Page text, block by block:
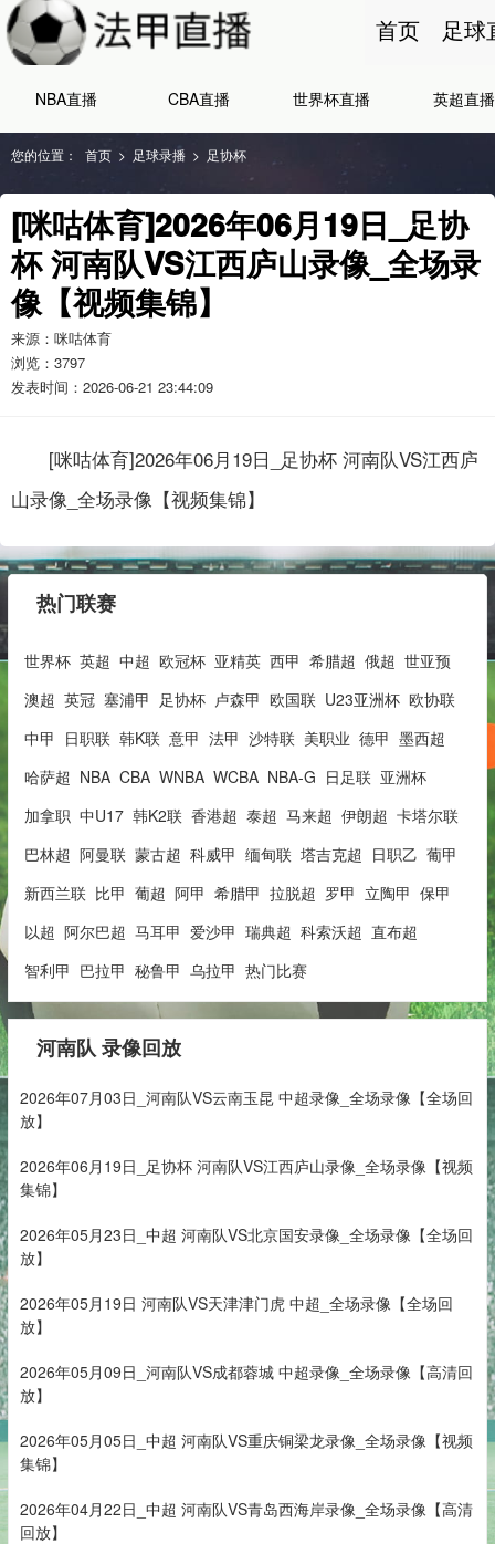
首页 足球
NBA直播 CBA直播 世界杯直播 英超直播
您的位置： 首页 > 足球录播 > 足协杯
[咪咕体育]2026年06月19日_足协
杯 河南队VS江西庐山录像_全场录
像【视频集锦】
来源：咪咕体育
浏览： 3797
发表时间：2026-06-21 23:44:09
[咪咕体育]2026年06月19日_足协杯 河南队VS江西庐
山录像_全场录像【视频集锦】
热门联赛
世界杯 英超 中超 欧冠杯 亚精英 西甲 希腊超 俄超 世亚预
澳超 英冠 塞浦甲 足协杯 卢森甲 欧国联 U23亚洲杯 欧协联
中甲 日职联 韩K联 意甲 法甲 沙特联 美职业 德甲 墨西超
哈萨超 NBA CBA WNBA WCBA NBA-G 日足联 亚洲杯
加拿职 中U17 韩K2联 香港超 泰超 马来超 伊朗超 卡塔尔联
巴林超 阿曼联 蒙古超 科威甲 缅甸联 塔吉克超 日职乙 葡甲
新西兰联 比甲 葡超 阿甲 希腊甲 拉脱超 罗甲 立陶甲 保甲
以超 阿尔巴超 马耳甲 爱沙甲 瑞典超 科索沃超 直布超
智利甲 巴拉甲 秘鲁甲 乌拉甲 热门比赛
河南队 录像回放
2026年07月03日_河南队VS云南玉昆 中超录像_全场录像【全场回
放】
2026年06月19日_足协杯 河南队VS江西庐山录像_全场录像【视频
集锦】
2026年05月23日_中超 河南队VS北京国安录像_全场录像【全场回
放】
2026年05月19日 河南队VS天津津门虎 中超_全场录像【全场回
放】
2026年05月09日_河南队VS成都蓉城 中超录像_全场录像【高清回
放】
2026年05月05日_中超 河南队VS重庆铜梁龙录像_全场录像【视频
集锦】
2026年04月22日_中超 河南队VS青岛西海岸录像_全场录像【高清
回放】